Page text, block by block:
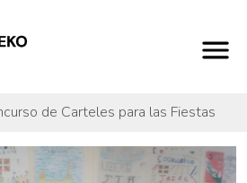
de Carteles para las Fiestas